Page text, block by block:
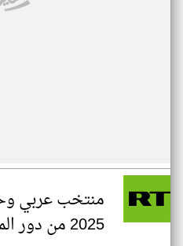
منتخب عربي
2025 من دور المجموعات